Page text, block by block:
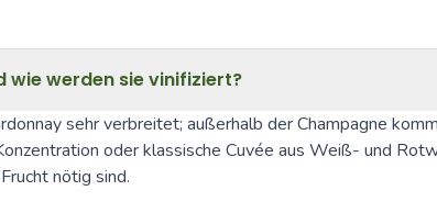
wie werden sie vinifiziert?
sehr verbreitet; außerhalb der Champagne
oder klassische Cuvée aus Weiß- und
nötig sind.